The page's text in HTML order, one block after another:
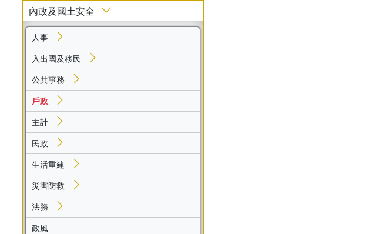
內政及國土安全
人事
入出國及移民
公共事務
戶政
主計
民政
生活重建
災害防救
法務
政風